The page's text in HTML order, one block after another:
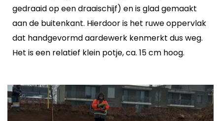
gedraaid op een draaischijf) en is glad gemaakt
aan de buitenkant. Hierdoor is het ruwe oppervlak
dat handgevormd aardewerk kenmerkt dus weg.
Het is een relatief klein potje, ca. 15 cm hoog.